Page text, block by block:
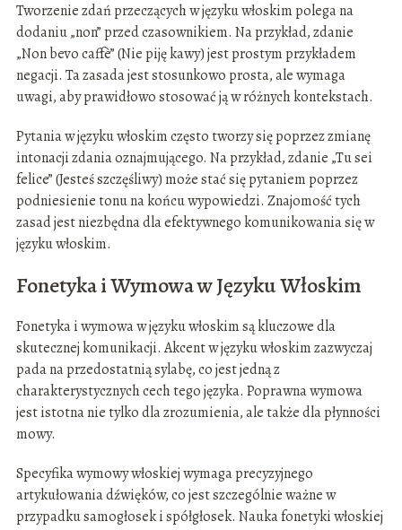
Tworzenie zdań przeczących w języku włoskim polega na
dodaniu „non” przed czasownikiem. Na przykład, zdanie
„Non bevo caffè” (Nie piję kawy) jest prostym przykładem
negacji. Ta zasada jest stosunkowo prosta, ale wymaga
uwagi, aby prawidłowo stosować ją w różnych kontekstach.
Pytania w języku włoskim często tworzy się poprzez zmianę
intonacji zdania oznajmującego. Na przykład, zdanie „Tu sei
felice” (Jesteś szczęśliwy) może stać się pytaniem poprzez
podniesienie tonu na końcu wypowiedzi. Znajomość tych
zasad jest niezbędna dla efektywnego komunikowania się w
języku włoskim.
Fonetyka i Wymowa w Języku Włoskim
Fonetyka i wymowa w języku włoskim są kluczowe dla
skutecznej komunikacji. Akcent w języku włoskim zazwyczaj
pada na przedostatnią sylabę, co jest jedną z
charakterystycznych cech tego języka. Poprawna wymowa
jest istotna nie tylko dla zrozumienia, ale także dla płynności
mowy.
Specyfika wymowy włoskiej wymaga precyzyjnego
artykułowania dźwięków, co jest szczególnie ważne w
przypadku samogłosek i spółgłosek. Nauka fonetyki włoskiej